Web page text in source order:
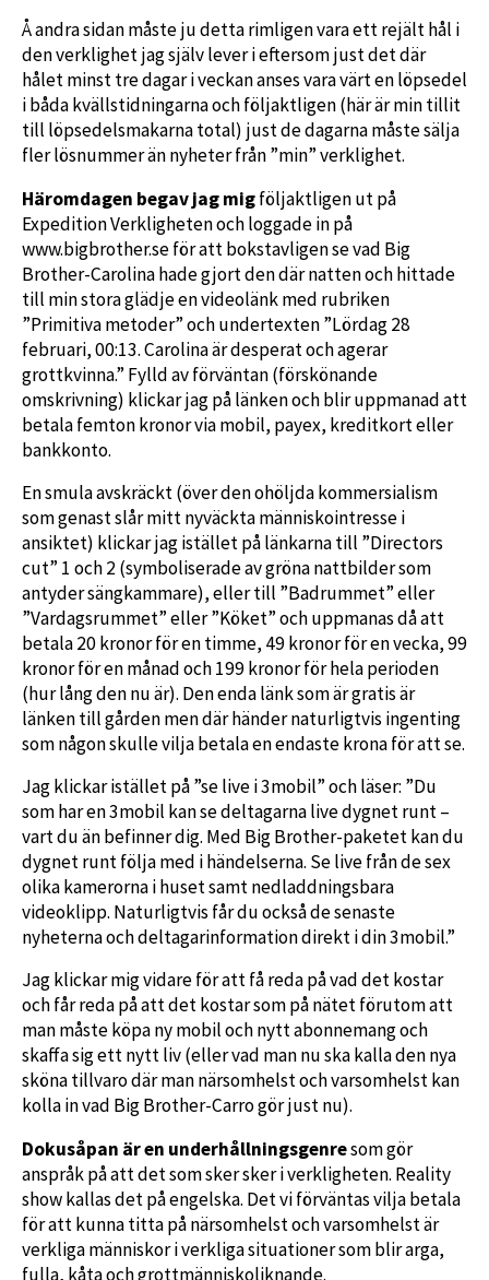
Å andra sidan måste ju detta rimligen vara ett rejält hål i
den verklighet jag själv lever i eftersom just det där
hålet minst tre dagar i veckan anses vara värt en löpsedel
i båda kvällstidningarna och följaktligen (här är min tillit
till löpsedelsmakarna total) just de dagarna måste sälja
fler lösnummer än nyheter från ”min” verklighet.
Häromdagen begav jag migföljaktligen ut på
Expedition Verkligheten och loggade in på
www.bigbrother.se för att bokstavligen se vad Big
Brother-Carolina hade gjort den där natten och hittade
till min stora glädje en videolänk med rubriken
”Primitiva metoder” och undertexten ”Lördag 28
februari, 00:13. Carolina är desperat och agerar
grottkvinna.” Fylld av förväntan (förskönande
omskrivning) klickar jag på länken och blir uppmanad att
betala femton kronor via mobil, payex, kreditkort eller
bankkonto.
En smula avskräckt (över den ohöljda kommersialism
som genast slår mitt nyväckta människointresse i
ansiktet) klickar jag istället på länkarna till ”Directors
cut” 1 och 2 (symboliserade av gröna nattbilder som
antyder sängkammare), eller till ”Badrummet” eller
”Vardagsrummet” eller ”Köket” och uppmanas då att
betala 20 kronor för en timme, 49 kronor för en vecka, 99
kronor för en månad och 199 kronor för hela perioden
(hur lång den nu är). Den enda länk som är gratis är
länken till gården men där händer naturligtvis ingenting
som någon skulle vilja betala en endaste krona för att se.
Jag klickar istället på ”se live i 3mobil” och läser: ”Du
som har en 3mobil kan se deltagarna live dygnet runt –
vart du än befinner dig. Med Big Brother-paketet kan du
dygnet runt följa med i händelserna. Se live från de sex
olika kamerorna i huset samt nedladdningsbara
videoklipp. Naturligtvis får du också de senaste
nyheterna och deltagarinformation direkt i din 3mobil.”
Jag klickar mig vidare för att få reda på vad det kostar
och får reda på att det kostar som på nätet förutom att
man måste köpa ny mobil och nytt abonnemang och
skaffa sig ett nytt liv (eller vad man nu ska kalla den nya
sköna tillvaro där man närsomhelst och varsomhelst kan
kolla in vad Big Brother-Carro gör just nu).
Dokusåpan är en underhållningsgenresom gör
anspråk på att det som sker sker i verkligheten. Reality
show kallas det på engelska. Det vi förväntas vilja betala
för att kunna titta på närsomhelst och varsomhelst är
verkliga människor i verkliga situationer som blir arga,
fulla, kåta och grottmänniskoliknande.